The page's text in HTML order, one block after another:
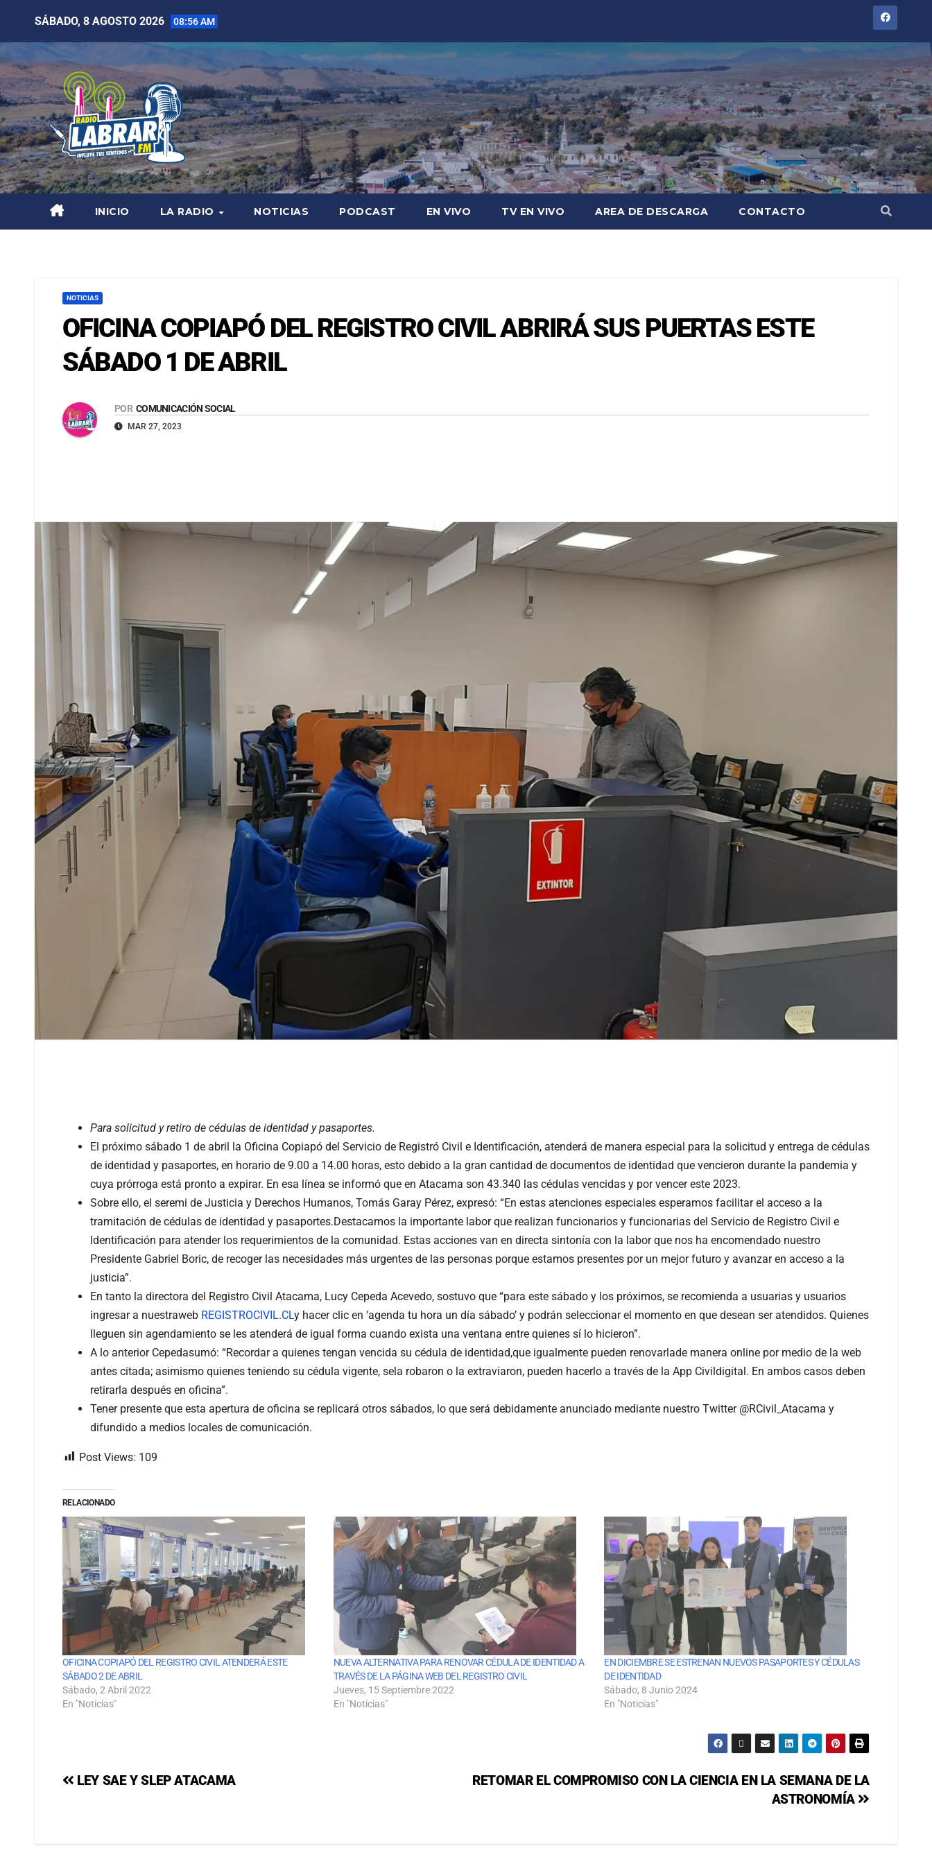
SÁBADO, 8 AGOSTO 2026 08:56 AM
INICIO LA RADIO NOTICIAS PODCAST EN VIVO TV EN VIVO AREA DE DESCARGA CONTACTO
NOTICIAS
OFICINA COPIAPÓ DEL REGISTRO CIVIL ABRIRÁ SUS PUERTAS ESTE
SÁBADO 1 DE ABRIL
POR COMUNICACIÓN SOCIAL
MAR 27, 2023
Para solicitud y retiro de cédulas de identidad y pasaportes.
El próximo sábado 1 de abril la Oficina Copiapó del Servicio de Registró Civil e Identificación, atenderá de manera especial para la solicitud y entrega de cédulas
de identidad y pasaportes, en horario de 9.00 a 14.00 horas, esto debido a la gran cantidad de documentos de identidad que vencieron durante la pandemia y
cuya prórroga está pronto a expirar. En esa línea se informó que en Atacama son 43.340 las cédulas vencidas y por vencer este 2023.
Sobre ello, el seremi de Justicia y Derechos Humanos, Tomás Garay Pérez, expresó: “En estas atenciones especiales esperamos facilitar el acceso a la
tramitación de cédulas de identidad y pasaportes.Destacamos la importante labor que realizan funcionarios y funcionarias del Servicio de Registro Civil e
Identificación para atender los requerimientos de la comunidad. Estas acciones van en directa sintonía con la labor que nos ha encomendado nuestro
Presidente Gabriel Boric, de recoger las necesidades más urgentes de las personas porque estamos presentes por un mejor futuro y avanzar en acceso a la
justicia”.
En tanto la directora del Registro Civil Atacama, Lucy Cepeda Acevedo, sostuvo que “para este sábado y los próximos, se recomienda a usuarias y usuarios
ingresar a nuestraweb REGISTROCIVIL.CLy hacer clic en ‘agenda tu hora un día sábado’ y podrán seleccionar el momento en que desean ser atendidos. Quienes
lleguen sin agendamiento se les atenderá de igual forma cuando exista una ventana entre quienes sí lo hicieron”.
A lo anterior Cepedasumó: “Recordar a quienes tengan vencida su cédula de identidad,que igualmente pueden renovarlade manera online por medio de la web
antes citada; asimismo quienes teniendo su cédula vigente, sela robaron o la extraviaron, pueden hacerlo a través de la App Civildigital. En ambos casos deben
retirarla después en oficina”.
Tener presente que esta apertura de oficina se replicará otros sábados, lo que será debidamente anunciado mediante nuestro Twitter @RCivil_Atacama y
difundido a medios locales de comunicación.
Post Views: 109
RELACIONADO
OFICINA COPIAPÓ DEL REGISTRO CIVIL ATENDERÁ ESTE
SÁBADO 2 DE ABRIL
Sábado, 2 Abril 2022
En "Noticias"
NUEVA ALTERNATIVA PARA RENOVAR CÉDULA DE IDENTIDAD A
TRAVÉS DE LA PÁGINA WEB DEL REGISTRO CIVIL
Jueves, 15 Septiembre 2022
En "Noticias"
EN DICIEMBRE SE ESTRENAN NUEVOS PASAPORTES Y CÉDULAS
DE IDENTIDAD
Sábado, 8 Junio 2024
En "Noticias"
RETOMAR EL COMPROMISO CON LA CIENCIA EN LA SEMANA DE LA
ASTRONOMÍA
LEY SAE Y SLEP ATACAMA